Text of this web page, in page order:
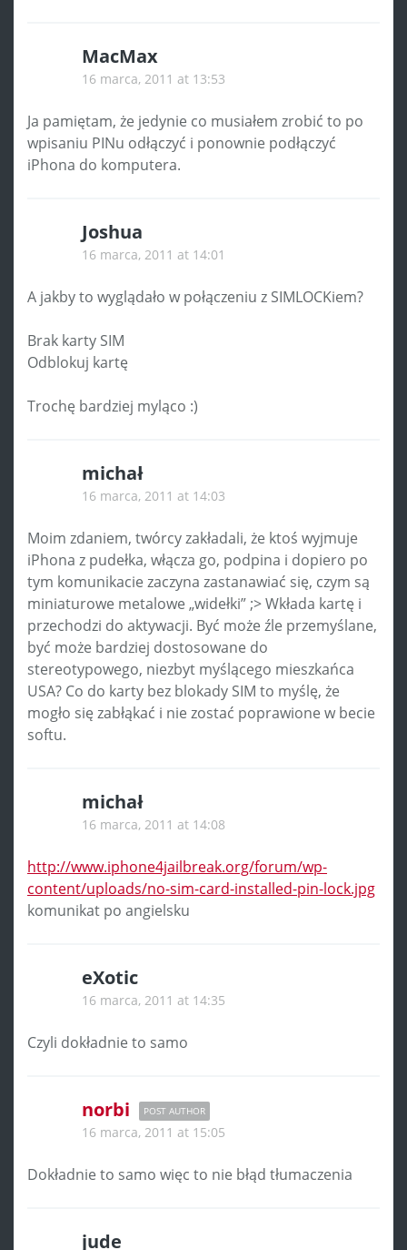
MacMax
16 marca, 2011 at 13:53
Ja pamiętam, że jedynie co musiałem zrobić to po
wpisaniu PINu odłączyć i ponownie podłączyć
iPhona do komputera.
Joshua
16 marca, 2011 at 14:01
A jakby to wyglądało w połączeniu z SIMLOCKiem?
Brak karty SIM
Odblokuj kartę
Trochę bardziej myląco :)
michał
16 marca, 2011 at 14:03
Moim zdaniem, twórcy zakładali, że ktoś wyjmuje
iPhona z pudełka, włącza go, podpina i dopiero po
tym komunikacie zaczyna zastanawiać się, czym są
miniaturowe metalowe „widełki” ;> Wkłada kartę i
przechodzi do aktywacji. Być może źle przemyślane,
być może bardziej dostosowane do
stereotypowego, niezbyt myślącego mieszkańca
USA? Co do karty bez blokady SIM to myślę, że
mogło się zabłąkać i nie zostać poprawione w becie
softu.
michał
16 marca, 2011 at 14:08
http://www.iphone4jailbreak.org/forum/wp-
content/uploads/no-sim-card-installed-pin-lock.jpg
komunikat po angielsku
eXotic
16 marca, 2011 at 14:35
Czyli dokładnie to samo
norbi POST AUTHOR
16 marca, 2011 at 15:05
Dokładnie to samo więc to nie błąd tłumaczenia
jude